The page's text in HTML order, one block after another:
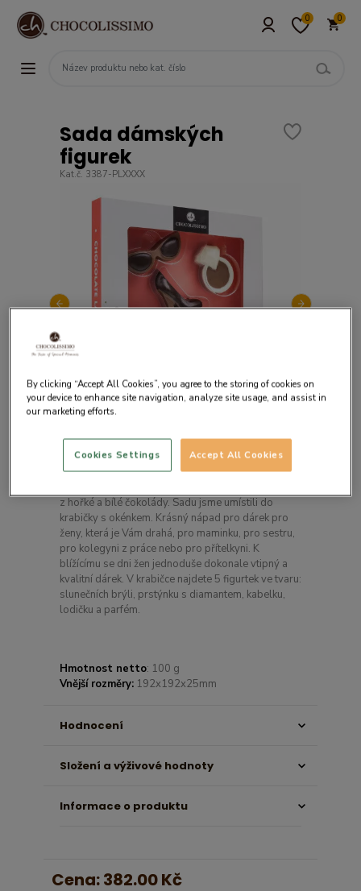
0 0
Sada dámských
figurek
Kat.č. 3387-PLXXXX
Detail produktu
Sada vytvořena speciálně pro ženy. Celá vyrobená
z hořké a bílé čokolády. Sadu jsme umístili do
krabičky s okénkem. Krásný nápad pro dárek pro
ženy, která je Vám drahá, pro maminku, pro sestru,
pro kolegyni z práce nebo pro přítelkyni. K
blížícímu se dni žen jednoduše dokonale vtipný a
kvalitní dárek. V krabičce najdete 5 figurtek ve tvaru:
slunečních brýli, prstýnku s diamantem, kabelku,
lodičku a parfém.
Hmotnost netto: 100 g
Vnější rozměry: 192x192x25mm
Hodnocení
Složení a výživové hodnoty
Informace o produktu
Cena:382.00 Kč
By clicking “Accept All Cookies”, you agree to the storing of cookies on
your device to enhance site navigation, analyze site usage, and assist in
our marketing efforts.
Accept All Cookies
Cookies Settings